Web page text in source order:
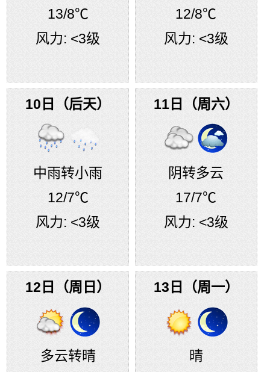
13/8℃
风力: <3级
12/8℃
风力: <3级
10日（后天）
中雨转小雨
12/7℃
风力: <3级
11日（周六）
阴转多云
17/7℃
风力: <3级
12日（周日）
多云转晴
13日（周一）
晴